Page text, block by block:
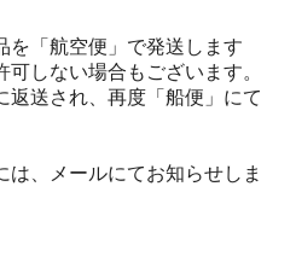
を「航空便」で発送します
しない場合もございます。
返送され、再度「船便」にて
、メールにてお知らせしま